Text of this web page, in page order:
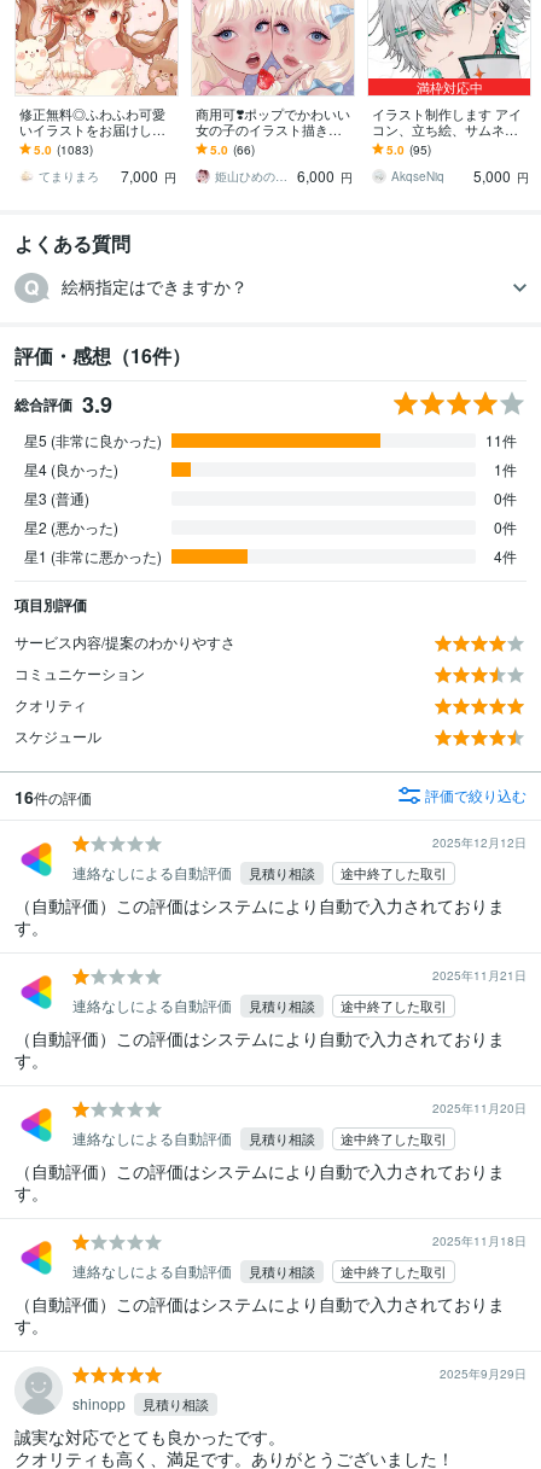
修正無料◎ふわふわ可愛
いイラストをお届けしま
す X、YouTube、グッズな
ど様々な用途で使用可能
です◎
5.0 (1083)
てまりまろ
7,000 円
商用可❣️ポップでかわいい
女の子のイラスト描きま
す 配信背景／アイコン／
ヘッダー／一枚絵／グッ
ズ／プレゼントにも
5.0 (66)
姫山ひめのすけ
6,000 円
満枠対応中
イラスト制作します アイ
コン、立ち絵、サムネ、
動画内イラスト等描きま
す
5.0 (95)
AkqseNiq
5,000 円
よくある質問
絵柄指定はできますか？
評価・感想（16件）
総合評価 3.9
星5 (非常に良かった)
11件
星4 (良かった)
1件
星3 (普通)
0件
星2 (悪かった)
0件
星1 (非常に悪かった)
4件
項目別評価
サービス内容/提案のわかりやすさ
コミュニケーション
クオリティ
スケジュール
16件の評価 評価で絞り込む
2025年12月12日
連絡なしによる自動評価 見積り相談 途中終了した取引
（自動評価）この評価はシステムにより自動で入力されておりま
す。
2025年11月21日
連絡なしによる自動評価 見積り相談 途中終了した取引
（自動評価）この評価はシステムにより自動で入力されておりま
す。
2025年11月20日
連絡なしによる自動評価 見積り相談 途中終了した取引
（自動評価）この評価はシステムにより自動で入力されておりま
す。
2025年11月18日
連絡なしによる自動評価 見積り相談 途中終了した取引
（自動評価）この評価はシステムにより自動で入力されておりま
す。
2025年9月29日
shinopp 見積り相談
誠実な対応でとても良かったです。
クオリティも高く、満足です。ありがとうございました！